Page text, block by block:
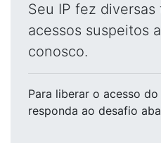
Seu IP fez
acessos suspeitos
conosco.
Para liberar o acesso do
responda ao desafio